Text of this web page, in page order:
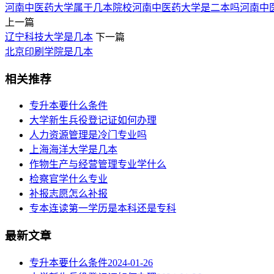
河南中医药大学属于几本院校河南中医药大学是二本吗河南中
上一篇
辽宁科技大学是几本 下一篇
北京印刷学院是几本
相关推荐
专升本要什么条件
大学新生兵役登记证如何办理
人力资源管理是冷门专业吗
上海海洋大学是几本
作物生产与经营管理专业学什么
检察官学什么专业
补报志愿怎么补报
专本连读第一学历是本科还是专科
最新文章
专升本要什么条件2024-01-26